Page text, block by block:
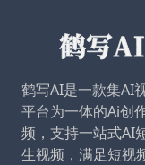
鹤写AI是一款集AI
平台为一体的Ai创
频，支持一站式AI
生视频，满足短视